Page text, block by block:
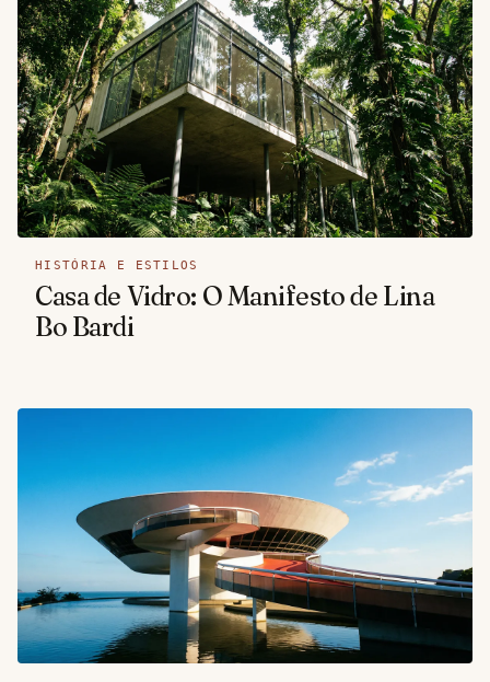
HISTÓRIA E ESTILOS
Casa de Vidro: O Manifesto de Lina
Bo Bardi